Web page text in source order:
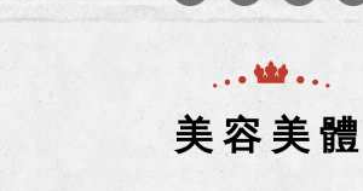
美容美體